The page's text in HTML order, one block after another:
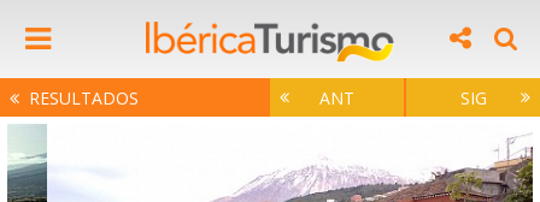
RESULTADOS ANT SIG